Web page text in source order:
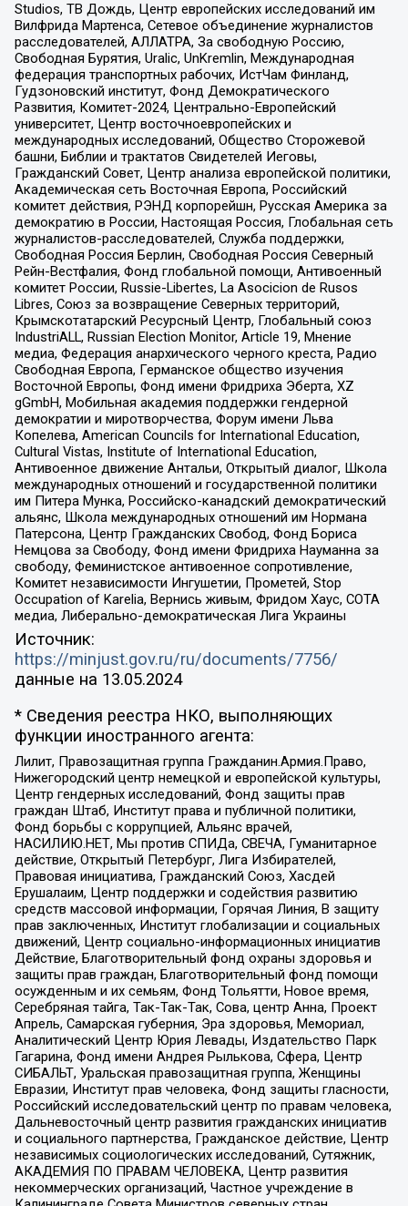
Studios, ТВ Дождь, Центр европейских исследований им
Вилфрида Мартенса, Сетевое объединение журналистов
расследователей, АЛЛАТРА, За свободную Россию,
Свободная Бурятия, Uralic, UnKremlin, Международная
федерация транспортных рабочих, ИстЧам Финланд,
Гудзоновский институт, Фонд Демократического
Развития, Комитет-2024, Центрально-Европейский
университет, Центр восточноевропейских и
международных исследований, Общество Сторожевой
башни, Библии и трактатов Свидетелей Иеговы,
Гражданский Совет, Центр анализа европейской политики,
Академическая сеть Восточная Европа, Российский
комитет действия, РЭНД корпорейшн, Русская Америка за
демократию в России, Настоящая Россия, Глобальная сеть
журналистов-расследователей, Служба поддержки,
Свободная Россия Берлин, Свободная Россия Северный
Рейн-Вестфалия, Фонд глобальной помощи, Антивоенный
комитет России, Russie-Libertes, La Asocicion de Rusos
Libres, Союз за возвращение Северных территорий,
Крымскотатарский Ресурсный Центр, Глобальный союз
IndustriALL, Russian Election Monitor, Article 19, Мнение
медиа, Федерация анархического черного креста, Радио
Свободная Европа, Германское общество изучения
Восточной Европы, Фонд имени Фридриха Эберта, XZ
gGmbH, Мобильная академия поддержки гендерной
демократии и миротворчества, Форум имени Льва
Копелева, American Councils for International Education,
Cultural Vistas, Institute of International Education,
Антивоенное движение Антальи, Открытый диалог, Школа
международных отношений и государственной политики
им Питера Мунка, Российско-канадский демократический
альянс, Школа международных отношений им Нормана
Патерсона, Центр Гражданских Свобод, Фонд Бориса
Немцова за Свободу, Фонд имени Фридриха Науманна за
свободу, Феминистское антивоенное сопротивление,
Комитет независимости Ингушетии, Прометей, Stop
Occupation of Karelia, Вернись живым, Фридом Хаус, СОТА
медиа, Либерально-демократическая Лига Украины
Источник:
https://minjust.gov.ru/ru/documents/7756/
данные на 13.05.2024
* Сведения реестра НКО, выполняющих
функции иностранного агента:
Лилит, Правозащитная группа Гражданин.Армия.Право,
Нижегородский центр немецкой и европейской культуры,
Центр гендерных исследований, Фонд защиты прав
граждан Штаб, Институт права и публичной политики,
Фонд борьбы с коррупцией, Альянс врачей,
НАСИЛИЮ.НЕТ, Мы против СПИДа, СВЕЧА, Гуманитарное
действие, Открытый Петербург, Лига Избирателей,
Правовая инициатива, Гражданский Союз, Хасдей
Ерушалаим, Центр поддержки и содействия развитию
средств массовой информации, Горячая Линия, В защиту
прав заключенных, Институт глобализации и социальных
движений, Центр социально-информационных инициатив
Действие, Благотворительный фонд охраны здоровья и
защиты прав граждан, Благотворительный фонд помощи
осужденным и их семьям, Фонд Тольятти, Новое время,
Серебряная тайга, Так-Так-Так, Сова, центр Анна, Проект
Апрель, Самарская губерния, Эра здоровья, Мемориал,
Аналитический Центр Юрия Левады, Издательство Парк
Гагарина, Фонд имени Андрея Рылькова, Сфера, Центр
СИБАЛЬТ, Уральская правозащитная группа, Женщины
Евразии, Институт прав человека, Фонд защиты гласности,
Российский исследовательский центр по правам человека,
Дальневосточный центр развития гражданских инициатив
и социального партнерства, Гражданское действие, Центр
независимых социологических исследований, Сутяжник,
АКАДЕМИЯ ПО ПРАВАМ ЧЕЛОВЕКА, Центр развития
некоммерческих организаций, Частное учреждение в